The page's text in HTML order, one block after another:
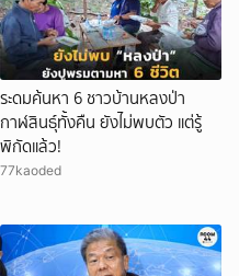
ระดมค้นหา 6 ชาวบ้านหลงป่า
กาฬสินธุ์ทั้งคืน ยังไม่พบตัว แต่รู้
พิกัดแล้ว!
77kaoded